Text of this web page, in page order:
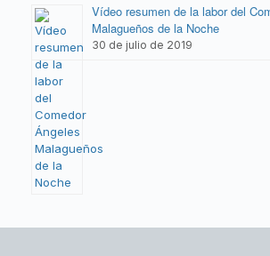
Vídeo resumen de la labor del
Malagueños de la Noche
30 de julio de 2019